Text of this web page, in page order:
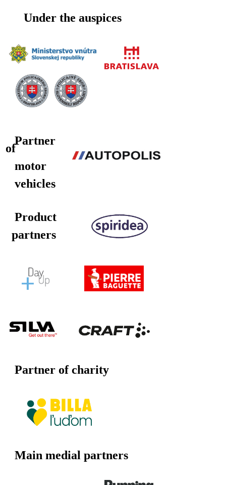
Under the auspices
Partner
of
motor
vehicles
Product
partners
Partner of charity
Main medial partners